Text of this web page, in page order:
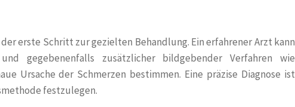
erste Schritt zur gezielten Behandlung. Ein erfahrener Arzt kann
gegebenenfalls zusätzlicher bildgebender Verfahren wie
Ursache der Schmerzen bestimmen. Eine präzise Diagnose ist
festzulegen.